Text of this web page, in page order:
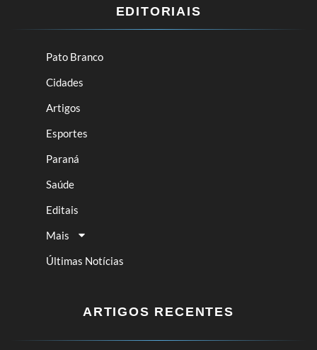
EDITORIAIS
Pato Branco
Cidades
Artigos
Esportes
Paraná
Saúde
Editais
Mais
Últimas Notícias
ARTIGOS RECENTES